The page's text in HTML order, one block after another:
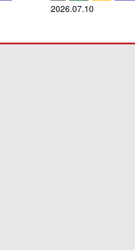
2026.07.10